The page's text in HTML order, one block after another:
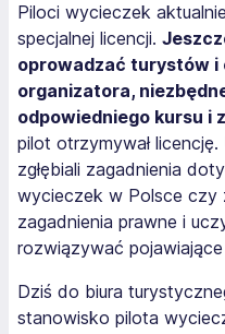
Piloci wycieczek
specjalnej licencji.
oprowadzać turystów i
organizatora,
odpowiedniego kursu i
pilot otrzymywał
zgłębiali zagadnienia
wycieczek w Polsce czy
zagadnienia prawne i
rozwiązywać
Dziś do biura
stanowisko pilota